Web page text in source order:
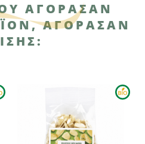
ΑΓΌΡΑΣΑΝ
ΑΓΌΡΑΣΑΝ